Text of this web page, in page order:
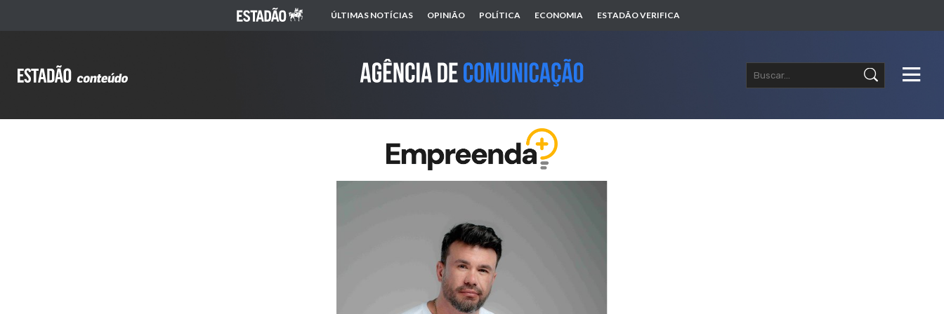
ÚLTIMAS NOTÍCIAS OPINIÃO POLÍTICA ECONOMIA ESTADÃO VERIFICA